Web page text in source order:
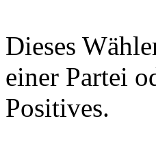
Dieses
einer Partei
Positives.